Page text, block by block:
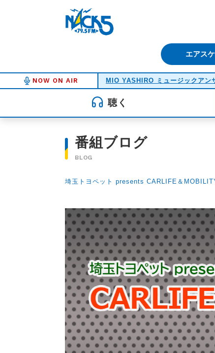
エアス
NOW ON AIR MIO YASHIRO ミュージックアン
聴く
番組ブログ
BLOG
埼玉トヨペット presents CARLIFE＆